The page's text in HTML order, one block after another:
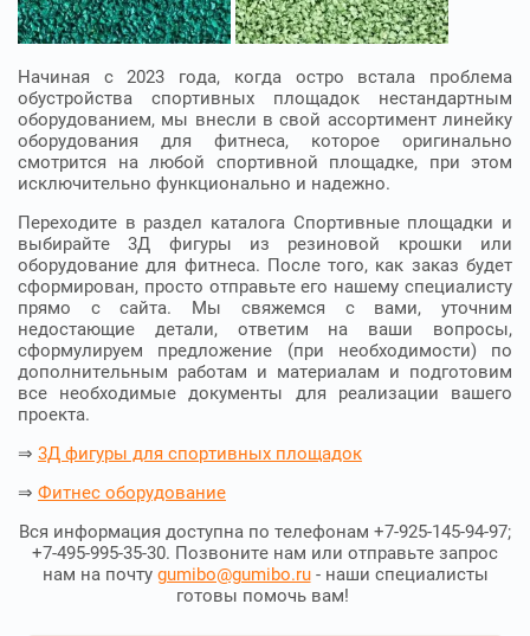
Начиная с 2023 года, когда остро встала проблема
обустройства спортивных площадок нестандартным
оборудованием, мы внесли в свой ассортимент линейку
оборудования для фитнеса, которое оригинально
смотрится на любой спортивной площадке, при этом
исключительно функционально и надежно.
Переходите в раздел каталога Спортивные площадки и
выбирайте 3Д фигуры из резиновой крошки или
оборудование для фитнеса. После того, как заказ будет
сформирован, просто отправьте его нашему специалисту
прямо с сайта. Мы свяжемся с вами, уточним
недостающие детали, ответим на ваши вопросы,
сформулируем предложение (при необходимости) по
дополнительным работам и материалам и подготовим
все необходимые документы для реализации вашего
проекта.
⇒ 3Д фигуры для спортивных площадок
⇒ Фитнес оборудование
Вся информация доступна по телефонам +7-925-145-94-97;
+7-495-995-35-30. Позвоните нам или отправьте запрос
нам на почту gumibo@gumibo.ru- наши специалисты
готовы помочь вам!